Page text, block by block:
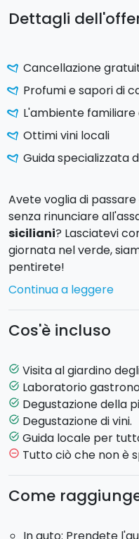
Dettagli
Cancellazione
Profumi e sapori di
L'ambiente
Ottimi vini locali
Guida specializzata
Avete voglia di
senza rinunciare
siciliani? Lasciatevi
giornata nel verde,
pentirete!
L'attività avrà inizio
Questi spazi regalano
aromi, per divertirvi
scoperta delle
Mediterraneo. In
di grano(in
ammirare e parlare di
Ed eccoci arrivati alla
coinvolti nella
pizza , tra i segreti
Continua a leggere
Cos'è incluso
task_alt Visita al giardino
task_alt Laboratorio
task_alt Degustazione della
task_alt Degustazione di vini.
task_alt Guida locale per
remove_circle_outline Tutto ciò che non è
Come
In auto: Prendete